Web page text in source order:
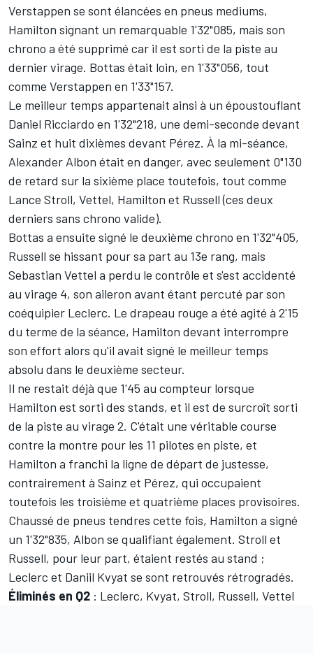
Verstappen se sont élancées en pneus mediums,
Hamilton signant un remarquable 1'32"085, mais son
chrono a été supprimé car il est sorti de la piste au
dernier virage. Bottas était loin, en 1'33"056, tout
comme Verstappen en 1'33"157.
Le meilleur temps appartenait ainsi à un époustouflant
Daniel Ricciardo en 1'32"218, une demi-seconde devant
Sainz et huit dixièmes devant Pérez. À la mi-séance,
Alexander Albon était en danger, avec seulement 0"130
de retard sur la sixième place toutefois, tout comme
Lance Stroll, Vettel, Hamilton et Russell (ces deux
derniers sans chrono valide).
Bottas a ensuite signé le deuxième chrono en 1'32"405,
Russell se hissant pour sa part au 13e rang, mais
Sebastian Vettel a perdu le contrôle et s'est accidenté
au virage 4, son aileron avant étant percuté par son
coéquipier Leclerc. Le drapeau rouge a été agité à 2'15
du terme de la séance, Hamilton devant interrompre
son effort alors qu'il avait signé le meilleur temps
absolu dans le deuxième secteur.
Il ne restait déjà que 1'45 au compteur lorsque
Hamilton est sorti des stands, et il est de surcroît sorti
de la piste au virage 2. C'était une véritable course
contre la montre pour les 11 pilotes en piste, et
Hamilton a franchi la ligne de départ de justesse,
contrairement à Sainz et Pérez, qui occupaient
toutefois les troisième et quatrième places provisoires.
Chaussé de pneus tendres cette fois, Hamilton a signé
un 1'32"835, Albon se qualifiant également. Stroll et
Russell, pour leur part, étaient restés au stand ;
Leclerc et Daniil Kvyat se sont retrouvés rétrogradés.
Éliminés en Q2 : Leclerc, Kvyat, Stroll, Russell, Vettel